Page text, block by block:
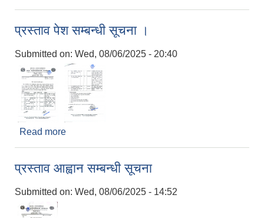
प्रस्ताव पेश सम्बन्धी सूचना ।
Submitted on: Wed, 08/06/2025 - 20:40
Read more
प्रस्ताव आह्वान सम्बन्धी सूचना
Submitted on: Wed, 08/06/2025 - 14:52